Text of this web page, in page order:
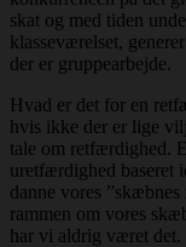
skat og med tiden
klasseværelset,
der er gruppearbejde.
Hvad er det for en
hvis ikke der er lige
tale om retfærdighed.
uretfærdighed baseret
danne vores
rammen om vores
har vi aldrig været det.